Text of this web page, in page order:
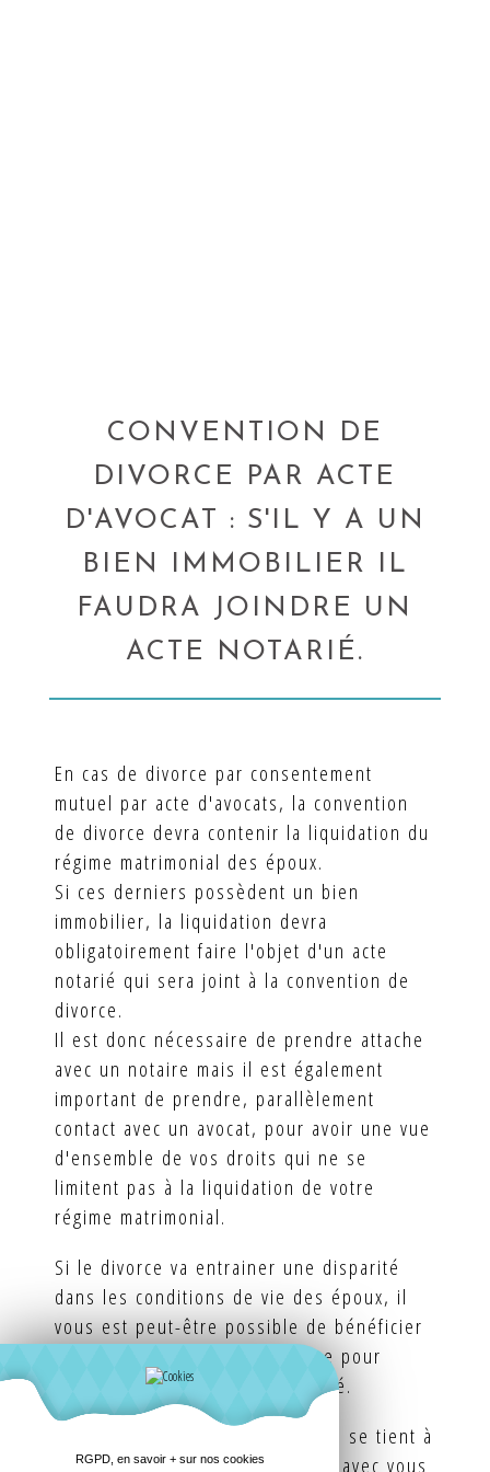
CONVENTION DE
DIVORCE PAR ACTE
D'AVOCAT : S'IL Y A UN
BIEN IMMOBILIER IL
FAUDRA JOINDRE UN
ACTE NOTARIÉ.
En cas de divorce par consentement
mutuel par acte d'avocats, la convention
de divorce devra contenir la liquidation du
régime matrimonial des époux.
Si ces derniers possèdent un bien
immobilier, la liquidation devra
obligatoirement faire l'objet d'un acte
notarié qui sera joint à la convention de
divorce.
Il est donc nécessaire de prendre attache
avec un notaire mais il est également
important de prendre, parallèlement
contact avec un avocat, pour avoir une vue
d'ensemble de vos droits qui ne se
limitent pas à la liquidation de votre
régime matrimonial.
Si le divorce va entrainer une disparité
dans les conditions de vie des époux, il
vous est peut-être possible de bénéficier
d'une prestation compensatoire pour
tenter de combler cette disparité.
La SELARL AVOCATS PARTENAIRES se tient à
votre disposition pour examiner avec vous
RGPD, en savoir + sur nos cookies